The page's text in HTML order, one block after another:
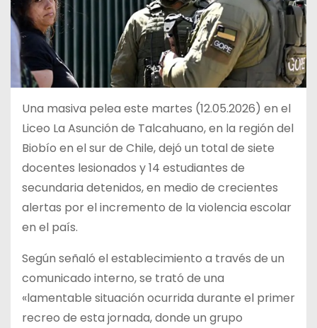
Una masiva pelea este martes (12.05.2026) en el
Liceo La Asunción de Talcahuano, en la región del
Biobío en el sur de Chile, dejó un total de siete
docentes lesionados y 14 estudiantes de
secundaria detenidos, en medio de crecientes
alertas por el incremento de la violencia escolar
en el país.
Según señaló el establecimiento a través de un
comunicado interno, se trató de una
«lamentable situación ocurrida durante el primer
recreo de esta jornada, donde un grupo